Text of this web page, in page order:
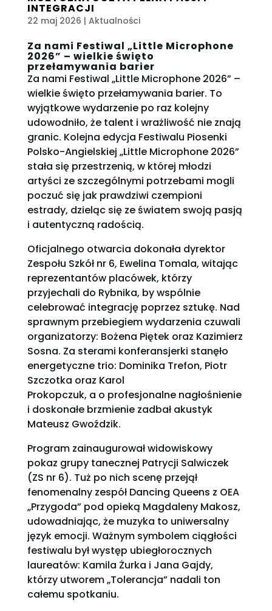
INTEGRACJI
22 maj 2026 | Aktualności
Za nami Festiwal „Little Microphone
2026” – wielkie święto
przełamywania barier
Za nami Festiwal „Little Microphone 2026” –
wielkie święto przełamywania barier. To
wyjątkowe wydarzenie po raz kolejny
udowodniło, że talent i wrażliwość nie znają
granic. Kolejna edycja Festiwalu Piosenki
Polsko-Angielskiej „Little Microphone 2026”
stała się przestrzenią, w której młodzi
artyści ze szczególnymi potrzebami mogli
poczuć się jak prawdziwi czempioni
estrady, dzieląc się ze światem swoją pasją
i autentyczną radością.
Oficjalnego otwarcia dokonała dyrektor
Zespołu Szkół nr 6, Ewelina Tomala, witając
reprezentantów placówek, którzy
przyjechali do Rybnika, by wspólnie
celebrować integrację poprzez sztukę. Nad
sprawnym przebiegiem wydarzenia czuwali
organizatorzy: Bożena Piętek oraz Kazimierz
Sosna. Za sterami konferansjerki stanęło
energetyczne trio: Dominika Trefon, Piotr
Szczotka oraz Karol
Prokopczuk, a o profesjonalne nagłośnienie
i doskonałe brzmienie zadbał akustyk
Mateusz Gwoździk.
Program zainaugurował widowiskowy
pokaz grupy tanecznej Patrycji Salwiczek
(ZS nr 6). Tuż po nich scenę przejął
fenomenalny zespół Dancing Queens z OEA
„Przygoda” pod opieką Magdaleny Makosz,
udowadniając, że muzyka to uniwersalny
język emocji. Ważnym symbolem ciągłości
festiwalu był występ ubiegłorocznych
laureatów: Kamila Żurka i Jana Gajdy,
którzy utworem „Tolerancja” nadali ton
całemu spotkaniu.